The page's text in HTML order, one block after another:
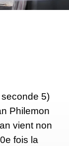
seconde 5)
Philemon
vient non
fois la